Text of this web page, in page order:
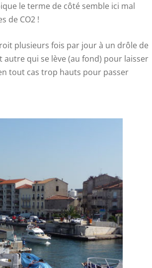
le terme de côté semble ici mal
de CO2 !
plusieurs fois par jour à un drôle de
qui se lève (au fond) pour laisser
tout cas trop hauts pour passer